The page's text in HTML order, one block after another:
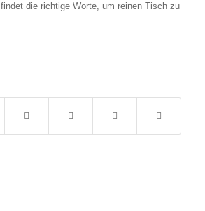
findet die richtige Worte, um reinen Tisch zu